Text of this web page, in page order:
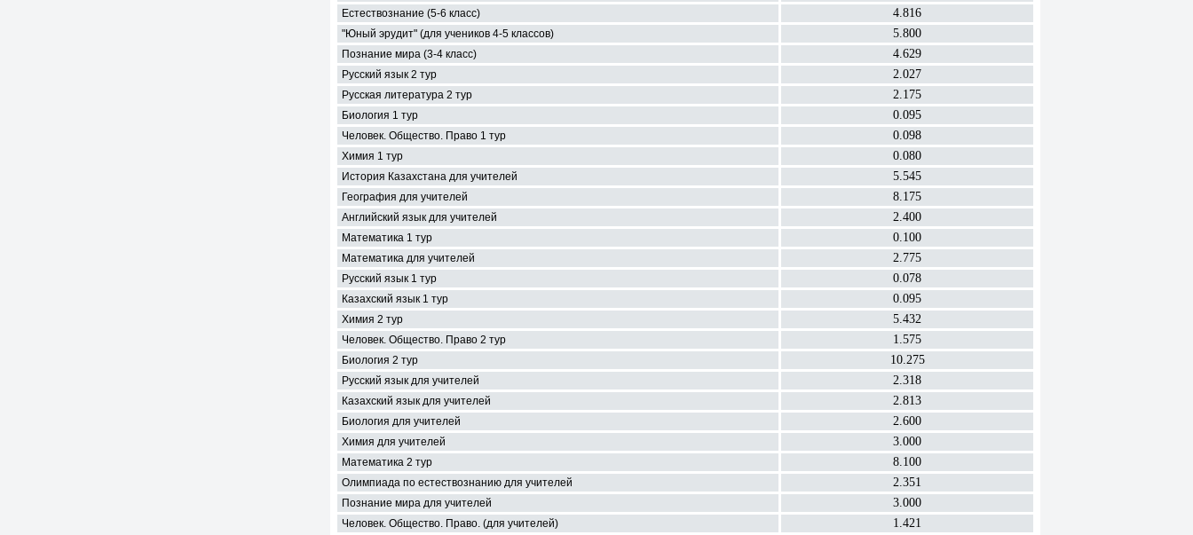
Естествознание (5-6 класс) 4.816
"Юный эрудит" (для учеников 4-5 классов) 5.800
Познание мира (3-4 класс) 4.629
Русский язык 2 тур 2.027
Русская литература 2 тур 2.175
Биология 1 тур 0.095
Человек. Общество. Право 1 тур 0.098
Химия 1 тур 0.080
История Казахстана для учителей 5.545
География для учителей 8.175
Английский язык для учителей 2.400
Математика 1 тур 0.100
Математика для учителей 2.775
Русский язык 1 тур 0.078
Казахский язык 1 тур 0.095
Химия 2 тур 5.432
Человек. Общество. Право 2 тур 1.575
Биология 2 тур 10.275
Русский язык для учителей 2.318
Казахский язык для учителей 2.813
Биология для учителей 2.600
Химия для учителей 3.000
Математика 2 тур 8.100
Олимпиада по естествознанию для учителей 2.351
Познание мира для учителей 3.000
Человек. Общество. Право. (для учителей) 1.421